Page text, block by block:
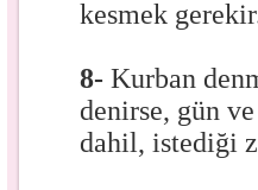
kesmek
8- Kurban
denirse, gün
dahil, istediği